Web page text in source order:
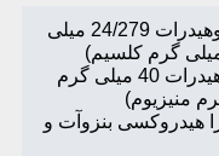
کلسیم گلوکونات منوهیدرات 24/279 میلی
منیزیوم کلراید هگزاهیدرات 40 میلی گرم
هیدروکسی بنزوآت و